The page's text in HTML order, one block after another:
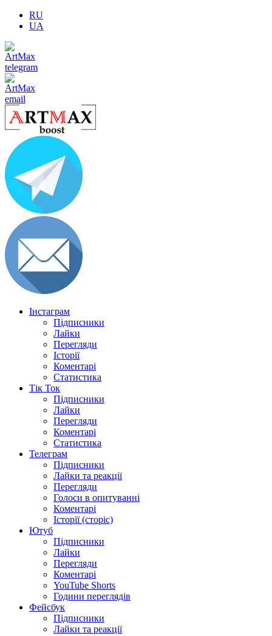
RU
UA
Інстаграм
Підписники
Лайки
Перегляди
Історії
Коментарі
Статистика
Тік Ток
Підписники
Лайки
Перегляди
Коментарі
Статистика
Телеграм
Підписники
Лайки та реакції
Перегляди
Голоси в опитуванні
Коментарі
Історії (сторіс)
Ютуб
Підписники
Лайки
Перегляди
Коментарі
YouTube Shorts
Години переглядів
Фейсбук
Підписники
Лайки та реакції